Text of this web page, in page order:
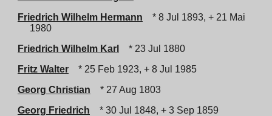
Friedrich Wilhelm Hermann
* 8 Jul 1893, + 21 Mai
1980
Friedrich Wilhelm Karl
* 23 Jul 1880
Fritz Walter
* 25 Feb 1923, + 8 Jul 1985
Georg Christian
* 27 Aug 1803
Georg Friedrich
* 30 Jul 1848, + 3 Sep 1859